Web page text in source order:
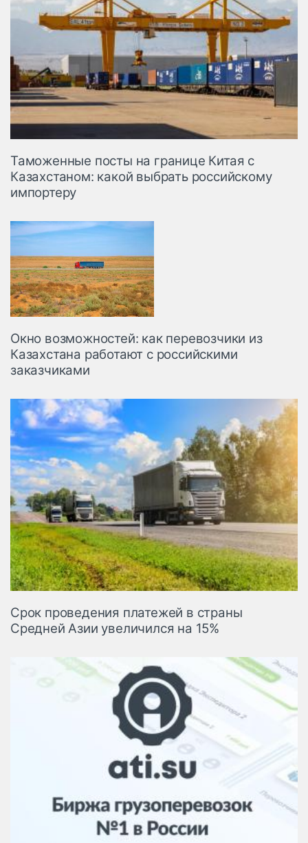
запчасти, шины
Топливо, масла и
автохимия
Дзен
Таможенные посты на границе Китая с
Казахстаном: какой выбрать российскому
импортеру
Окно возможностей: как перевозчики из
Казахстана работают с российскими
заказчиками
Срок проведения платежей в страны
Средней Азии увеличился на 15%